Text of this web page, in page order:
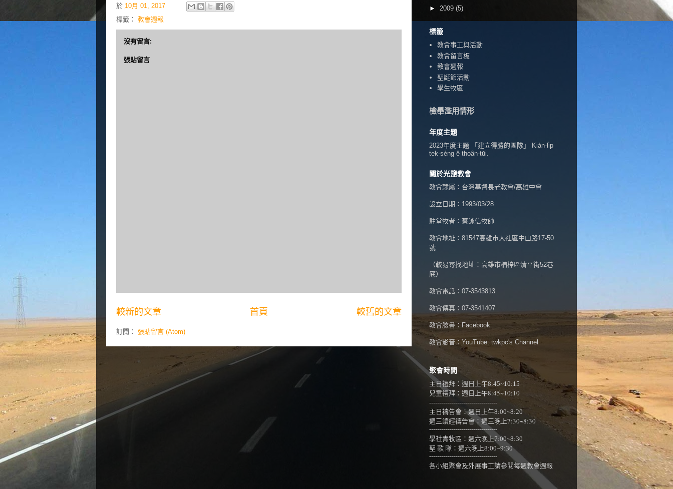
於 10月 01, 2017
標籤： 教會週報
沒有留言:
張貼留言
較新的文章 較舊的文章
首頁
訂閱： 張貼留言 (Atom)
► 2009 (5)
標籤
教會事工與活動
教會留言板
教會週報
聖誕節活動
學生牧區
檢舉濫用情形
年度主題
2023年度主題 「建立得勝的團隊」 Kiàn-li̍p
tek-sèng ê thoân-tūi.
關於光鹽教會
教會隸屬：台灣基督長老教會/高雄中會
設立日期：1993/03/28
駐堂牧者：蔡詠信牧師
教會地址： 81547高雄市大社區中山路17-50
號
（較易尋找地址：高雄市楠梓區清平街52巷
底）
教會電話：07-3543813
教會傳真：07-3541407
教會臉書： Facebook
教會影音：YouTube: twkpc's Channel
聚會時間
主日禮拜：週日上午8:45~10:15
兒童禮拜：週日上午8:45~10:10
----------------------------------
主日禱告會：週日上午8:00~8:20
週三讀經禱告會：週三晚上7:30~8:30
----------------------------------
學社青牧區：週六晚上7:00~8:30
聖 歌 隊： 週六晚上8:00~9:30
----------------------------------
各小組聚會及外展事工請參閱每週教會週報